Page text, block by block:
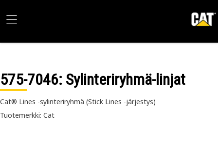
575-7046: Sylinteriryhmä-linjat
Cat® Lines -sylinteriryhmä (Stick Lines -järjestys)
Tuotemerkki: Cat